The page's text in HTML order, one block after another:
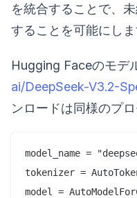
を統合することで、
することを可能にしま
Hugging Faceのモデ
ai/DeepSeek-V3.2-
ンロードは同様のプ
model_name =
tokenizer =
model =